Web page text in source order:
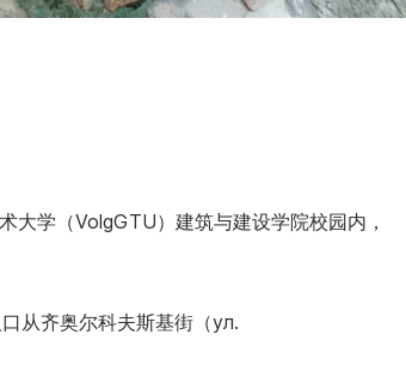
大学（VolgGTU）建筑与建设学院校园内，
从齐奥尔科夫斯基街（ул.